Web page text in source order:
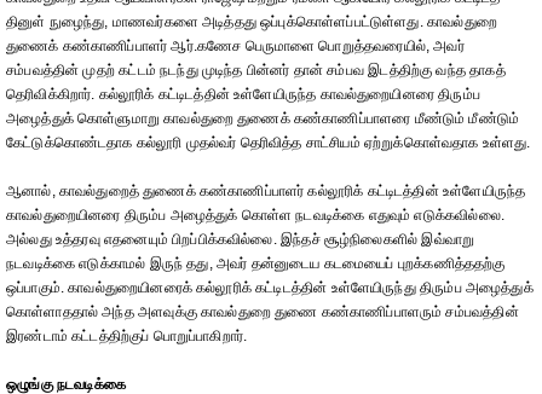
தினுள் நுழைந்து, மாணவர்களை அடித்தது ஒப்புக்கொள்ளப்பட்டுள்ளது. காவல்துறை
துணைக் கண்காணிப்பாளர் ஆர்.கணேச பெருமாளை பொறுத்தவரையில், அவர்
சம்பவத்தின் முதற் கட்டம் நடந்து முடிந்த பின்னர் தான் சம்பவ இடத்திற்கு வந்த தாகத்
தெரிவிக்கிறார். கல்லூரிக் கட்டிடத்தின் உள்ளேயிருந்த காவல்துறையினரை திரும்ப
அழைத்துக் கொள்ளுமாறு காவல்துறை துணைக் கண்காணிப்பாளரை மீண்டும் மீண்டும்
கேட்டுக்கொண்டதாக கல்லூரி முதல்வர் தெரிவித்த சாட்சியம் ஏற்றுக்கொள்வதாக உள்ளது.
ஆனால், காவல்துறைத் துணைக் கண்காணிப்பாளர் கல்லூரிக் கட்டிடத்தின் உள்ளேயிருந்த
காவல்துறையினரை திரும்ப அழைத்துக் கொள்ள நடவடிக்கை எதுவும் எடுக்கவில்லை.
அல்லது உத்தரவு எதனையும் பிறப்பிக்கவில்லை. இந்தச் சூழ்நிலைகளில் இவ்வாறு
நடவடிக்கை எடுக்காமல் இருந் தது, அவர் தன்னுடைய கடமையைப் புறக்கணித்ததற்கு
ஒப்பாகும். காவல்துறையினரைக் கல்லூரிக் கட்டிடத்தின் உள்ளேயிருந்து திரும்ப அழைத்துக்
கொள்ளாததால் அந்த அளவுக்கு காவல்துறை துணை கண்காணிப்பாளரும் சம்பவத்தின்
இரண்டாம் கட்டத்திற்குப் பொறுப்பாகிறார்.
ஒழுங்கு நடவடிக்கை